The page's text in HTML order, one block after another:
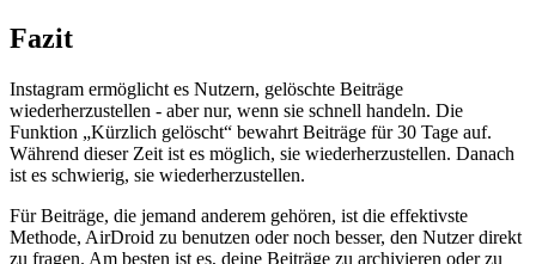
Fazit
Instagram ermöglicht es Nutzern, gelöschte Beiträge
wiederherzustellen - aber nur, wenn sie schnell handeln. Die
Funktion „Kürzlich gelöscht“ bewahrt Beiträge für 30 Tage auf.
Während dieser Zeit ist es möglich, sie wiederherzustellen. Danach
ist es schwierig, sie wiederherzustellen.
Für Beiträge, die jemand anderem gehören, ist die effektivste
Methode, AirDroid zu benutzen oder noch besser, den Nutzer direkt
zu fragen. Am besten ist es, deine Beiträge zu archivieren oder zu